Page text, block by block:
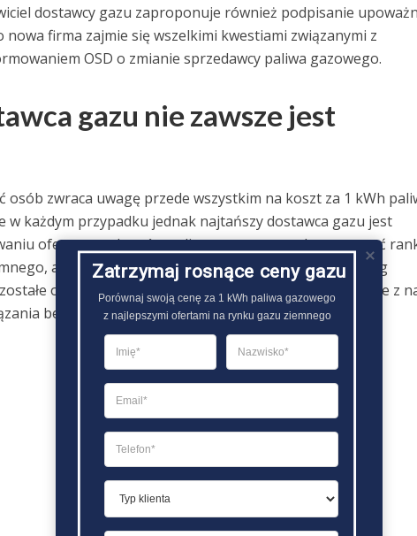
dostawcy gazu zaproponuje również podpisanie
firma zajmie się wszelkimi kwestiami związanymi z
OSD o zmianie sprzedawcy paliwa gazowego.
gazu nie zawsze jest
osób zwraca uwagę przede wszystkim na koszt za 1 kWh
każdym przypadku jednak najtańszy dostawca gazu jest
ofert sprzedawców paliwa gazowego wykorzystywać
ale również informacje na temat pozostałych usług
opłaty oraz podstawowe warunki umowy, związane z
bez żadnych kar..
Zatrzymaj rosnące ceny gazu
Porównaj swoją cenę za 1 kWh paliwa gazowego
z najlepszymi ofertami na rynku gazu ziemnego